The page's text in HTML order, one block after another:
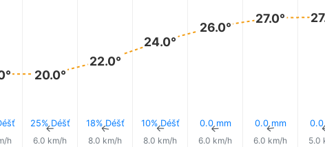
h
20.0°
25% Déšť
↑
6.0 km/h
22.0°
18% Déšť
↑
8.0 km/h
24.0°
10% Déšť
↑
8.0 km/h
26.0°
0.0 mm
↑
6.0 km/h
27.0°
0.0 mm
↑
6.0 km/h
0.0
5.0